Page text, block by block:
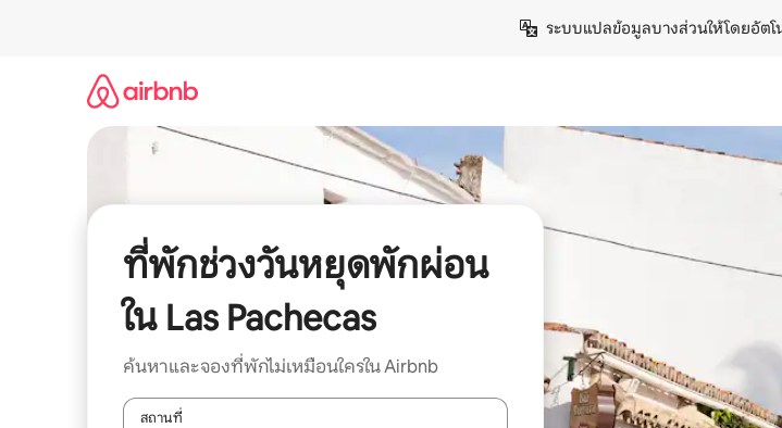
ระบบแปลข้อมูลบางส่วนให้โดยอัต
ที่พักช่วงวันหยุดพักผ่อน
ใน Las Pachecas
ค้นหาและจองที่พักไม่เหมือนใครใน Airbnb
สถานที่